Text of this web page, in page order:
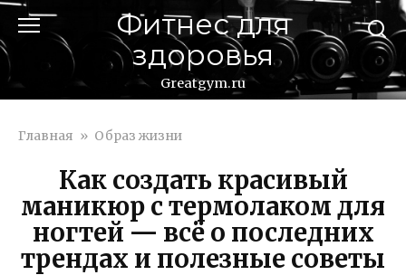
Перейти
контенту
Фитнес для
здоровья
Greatgym.ru
Главная » Образ жизни
Как создать красивый
маникюр с термолаком для
ногтей — всё о последних
трендах и полезные советы